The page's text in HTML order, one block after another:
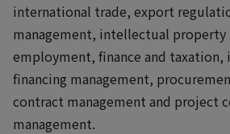
international trade, export
management, intellectual
employment, finance and taxation,
financing management,
contract management and project
management.